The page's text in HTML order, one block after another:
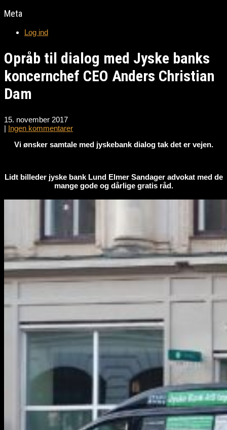
Meta
Log ind
Opråb til dialog med Jyske banks
koncernchef CEO Anders Christian
Dam
15. november 2017
| Ingen kommentarer
Vi ønsker samtale med jyskebank dialog tak det er vejen.
Lidt billeder jyske bank Lund Elmer Sandager advokat med de
mange gode og dårlige gratis råd.